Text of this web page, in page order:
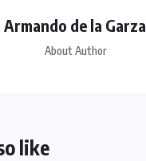
Armando de la Garza
About Author
like